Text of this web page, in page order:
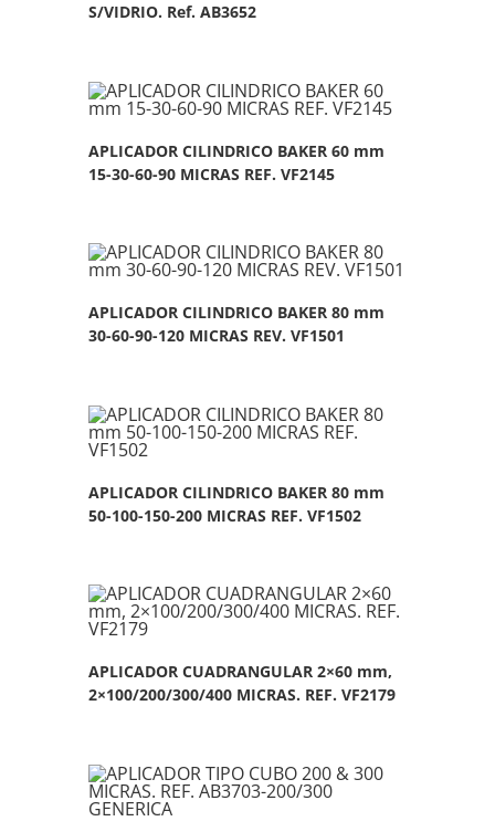
S/VIDRIO. Ref. AB3652
APLICADOR CILINDRICO BAKER 60 mm
15-30-60-90 MICRAS REF. VF2145
APLICADOR CILINDRICO BAKER 80 mm
30-60-90-120 MICRAS REV. VF1501
APLICADOR CILINDRICO BAKER 80 mm
50-100-150-200 MICRAS REF. VF1502
APLICADOR CUADRANGULAR 2×60 mm,
2×100/200/300/400 MICRAS. REF. VF2179